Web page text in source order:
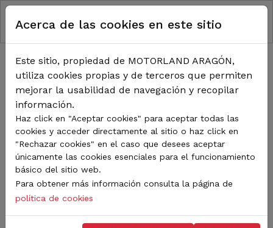
Pasar al contenido principal
RUTA DE NAVEGACIÓN
Inicio Noticias
TODA LA ACTUALIDAD DE
MOTORLAND
Sigue de cerca todas las novedades de MotorLand
Aragón. Aquí encontrarás noticias sobre eventos,
competiciones, pilotos, novedades del circuito y
mucho más. Filtra por categoría o tipo de contenido y
no te pierdas nada del mundo del motor.
Acerca de las cookies en este sitio
Este sitio, propiedad de MOTORLAND ARAGÓN,
utiliza cookies propias y de terceros que permiten
mejorar la usabilidad de navegación y recopilar
información.
Haz click en "Aceptar cookies" para aceptar todas las
cookies y acceder directamente al sitio o haz click en
"Rechazar cookies" en el caso que desees aceptar
únicamente las cookies esenciales para el funcionamiento
básico del sitio web.
Para obtener más información consulta la página de
política de cookies